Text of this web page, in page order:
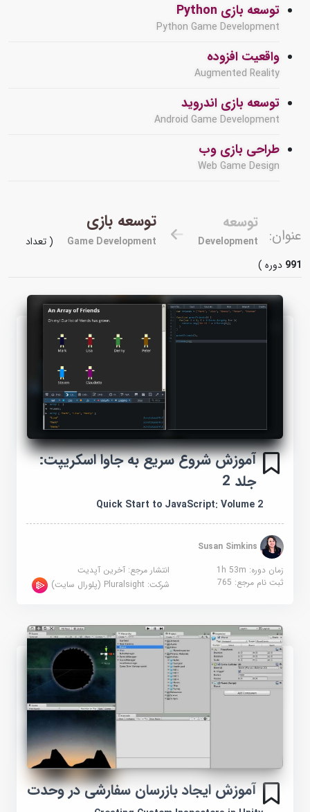
توسعه بازی Python
Python Game Development
واقعیت افزوده
Augmented Reality
توسعه بازی اندروید
Android Game Development
طراحی بازی وب
Web Game Design
عنوان:
توسعه
Development
توسعه بازی
Game Development
( تعداد
991دوره )
آموزش شروع سریع به جاوا اسکریپت:
جلد 2
Quick Start to JavaScript: Volume 2
Susan Simkins
زمان دوره: 1h 53m
انتشار مرجع:آخرین آپدیت
ثبت نام مرجع:765 شرکت:Pluralsight (پلورال سایت)
آموزش ایجاد بازرسان سفارشی در وحدت